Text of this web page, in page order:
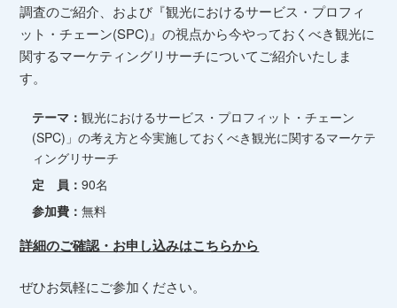
調査のご紹介、および『観光におけるサービス・プロフィ
ット・チェーン(SPC)』の視点から今やっておくべき観光に
関するマーケティングリサーチについてご紹介いたしま
す。
テーマ：観光におけるサービス・プロフィット・チェーン
(SPC)」の考え方と今実施しておくべき観光に関するマーケテ
ィングリサーチ
定 員：90名
参加費：無料
詳細のご確認・お申し込みはこちらから
ぜひお気軽にご参加ください。